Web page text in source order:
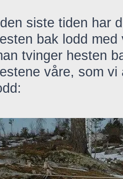
siste tiden har
bak lodd
tvinger hesten
våre, som